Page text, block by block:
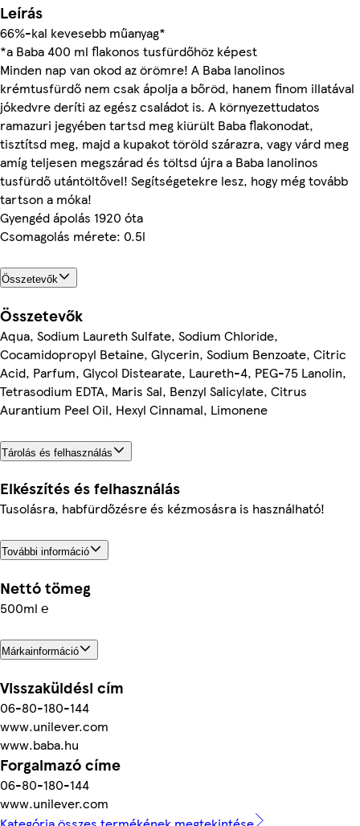
Leírás
66%-kal kevesebb műanyag*
*a Baba 400 ml flakonos tusfürdőhöz képest
Minden nap van okod az örömre! A Baba lanolinos
krémtusfürdő nem csak ápolja a bőröd, hanem finom illatával
jókedvre deríti az egész családot is. A környezettudatos
ramazuri jegyében tartsd meg kiürült Baba flakonodat,
tisztítsd meg, majd a kupakot töröld szárazra, vagy várd meg
amíg teljesen megszárad és töltsd újra a Baba lanolinos
tusfürdő utántöltővel! Segítségetekre lesz, hogy még tovább
tartson a móka!
Gyengéd ápolás 1920 óta
Csomagolás mérete: 0.5l
Összetevők
Összetevők
Aqua, Sodium Laureth Sulfate, Sodium Chloride,
Cocamidopropyl Betaine, Glycerin, Sodium Benzoate, Citric
Acid, Parfum, Glycol Distearate, Laureth-4, PEG-75 Lanolin,
Tetrasodium EDTA, Maris Sal, Benzyl Salicylate, Citrus
Aurantium Peel Oil, Hexyl Cinnamal, Limonene
Tárolás és felhasználás
Elkészítés és felhasználás
Tusolásra, habfürdőzésre és kézmosásra is használható!
További információ
Nettó tömeg
500ml ℮
Márkainformáció
Visszaküldési cím
06-80-180-144
www.unilever.com
www.baba.hu
Forgalmazó címe
06-80-180-144
www.unilever.com